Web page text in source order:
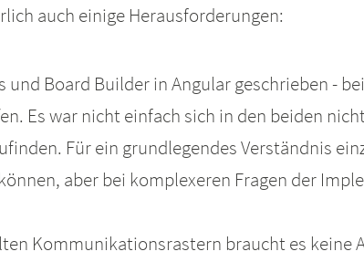
auch einige Herausforderungen:
und Board Builder in Angular geschrieben -
Es war nicht einfach sich in den beiden
Für ein grundlegendes Verständnis
aber bei komplexeren Fragen der
Kommunikationsrastern braucht es keine